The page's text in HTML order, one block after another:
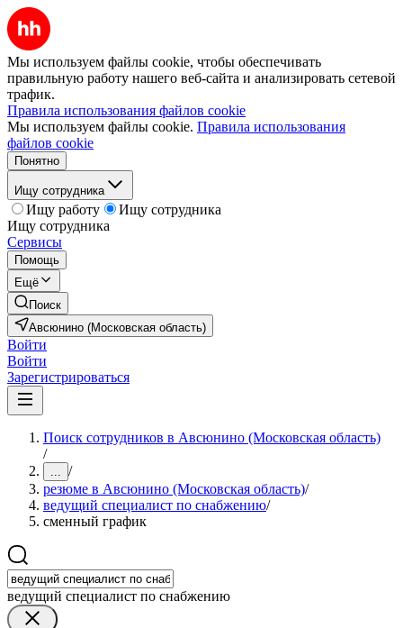
Мы используем файлы cookie, чтобы обеспечивать
правильную работу нашего веб-сайта и анализировать сетевой
трафик.
Правила использования файлов cookie
Мы используем файлы cookie. Правила использования
файлов cookie
Понятно
Ищу сотрудника
Ищу работу
Ищу сотрудника
Ищу сотрудника
Сервисы
Помощь
Ещё
Поиск
Авсюнино (Московская область)
Войти
Войти
Зарегистрироваться
Поиск сотрудников в Авсюнино (Московская область)
/
... /
резюме в Авсюнино (Московская область)/
ведущий специалист по снабжению/
сменный график
ведущий специалист по снабжению